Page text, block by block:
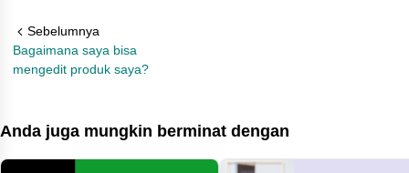
Sebelumnya
Bagaimana saya bisa
mengedit produk saya?
Anda juga mungkin berminat dengan